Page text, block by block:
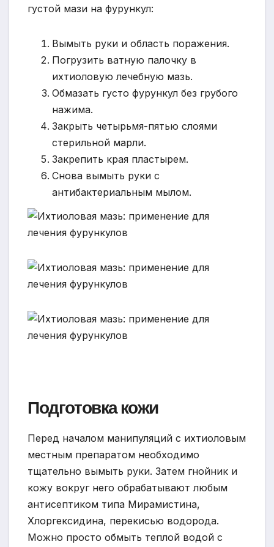
густой мази на фурункул:
Вымыть руки и область поражения.
Погрузить ватную палочку в
ихтиоловую лечебную мазь.
Обмазать густо фурункул без грубого
нажима.
Закрыть четырьмя-пятью слоями
стерильной марли.
Закрепить края пластырем.
Снова вымыть руки с
антибактериальным мылом.
Подготовка кожи
Перед началом манипуляций с ихтиоловым
местным препаратом необходимо
тщательно вымыть руки. Затем гнойник и
кожу вокруг него обрабатывают любым
антисептиком типа Мирамистина,
Хлоргексидина, перекисью водорода.
Можно просто обмыть теплой водой с